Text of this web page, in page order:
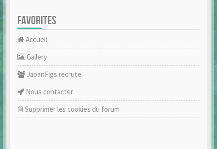
FAVORITES
Accueil
Gallery
JapanFigs recrute
Nous contacter
Supprimer les cookies du forum